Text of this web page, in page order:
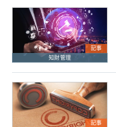
記事
知財管理
記事